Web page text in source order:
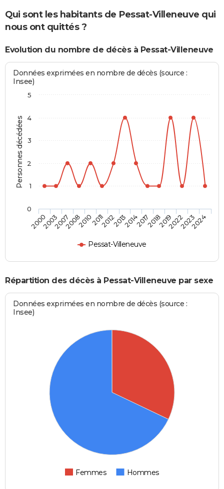
Qui sont les habitants de Pessat-Villeneuve qui
nous ont quittés ?
Evolution du nombre de décès à Pessat-Villeneuve
Personnes décédées
Données exprimées en nombre de décès (source :
Insee)
Pessat-Villeneuve
200020032007200820102011201220132014201720182019202220232024
0
1
2
3
4
5
Répartition des décès à Pessat-Villeneuve par sexe
Données exprimées en nombre de décès (source :
Insee)
Femmes Hommes